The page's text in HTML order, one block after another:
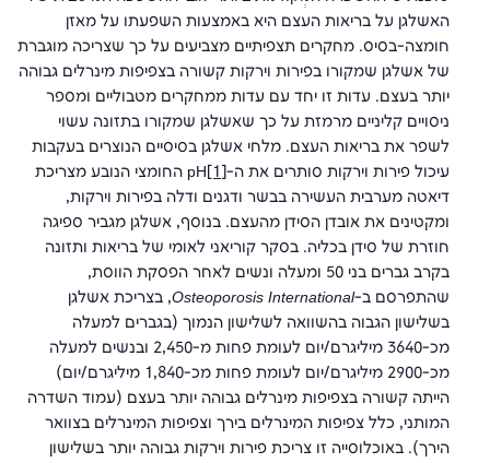
האשלגן על בריאות העצם היא באמצעות השפעתו על מאזן
חומצה-בסיס. מחקרים תצפיתיים מצביעים על כך שצריכה מוגברת
של אשלגן שמקורו בפירות וירקות קשורה בצפיפות מינרלים גבוהה
יותר בעצם. עדות זו יחד עם עדות ממחקרים מטבוליים ומספר
ניסויים קליניים מרמזת על כך שאשלגן שמקורו בתזונה עשוי
לשפר את בריאות העצם. מלחי אשלגן בסיסיים הנוצרים בעקבות
עיכול פירות וירקות סותרים את ה-pH[1]
החומצי הנובע מצריכת
דיאטה מערבית העשירה בבשר ודגנים ודלה בפירות וירקות,
ומקטינים את אובדן הסידן מהעצם. בנוסף, אשלגן מגביר ספיגה
חוזרת של סידן בכליה. בסקר קוריאני לאומי של בריאות ותזונה
בקרב גברים בני 50 ומעלה ונשים לאחר הפסקת הווסת,
שהתפרסם ב-Osteoporosis International, בצריכת אשלגן
בשלישון הגבוה בהשוואה לשלישון הנמוך (בגברים למעלה
מכ-3640 מיליגרם/יום לעומת פחות מ-2,450 ובנשים למעלה
מכ-2900 מיליגרם/יום לעומת פחות מכ-1,840 מיליגרם/יום)
הייתה קשורה בצפיפות מינרלים גבוהה יותר בעצם (עמוד השדרה
המותני, כלל צפיפות המינרלים בירך וצפיפות המינרלים בצוואר
הירך). באוכלוסייה זו צריכת פירות וירקות גבוהה יותר בשלישון